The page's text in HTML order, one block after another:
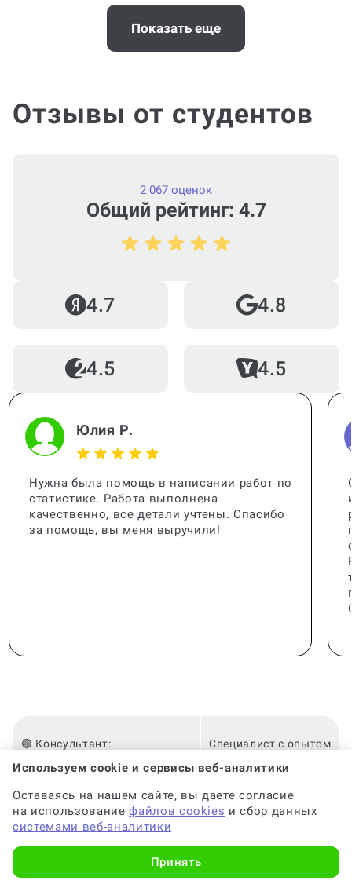
Помощь с услугой Дневник по
практике нужна срочно
(консультация по Дневнику по
Как работает гарантия?
Кто помогает с работой?
Когда и как нужно оплачивать
заказ?
Показать еще
Отзывы от студентов
Общий рейтинг: 4.7
2 067 оценок
4.7 4.8
4.5 4.5
Юлия Р.
Нужна была помощь в написании работ по
статистике. Работа выполнена
качественно, все детали учтены. Спасибо
за помощь, вы меня выручили!
🟢 Консультант: Специалист с опытом
🟢 Гарантия на консультацию: До 6 месяцев
Используем cookie и сервисы веб-аналитики
Оставаясь на нашем сайте, вы даете согласие
на использованиефайлов cookies и сбор данных
системами веб-аналитики
Принять